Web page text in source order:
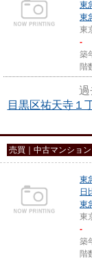
東
東
東
-
築
階
過
目黒区祐天寺１
売買｜中古マンション
東
日
東
東
-
築
階